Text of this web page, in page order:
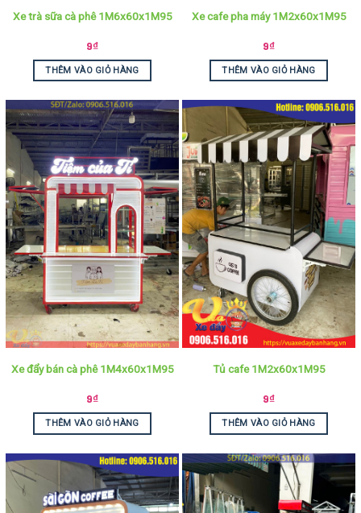
Xe trà sữa cà phê 1M6x60x1M95
9₫
THÊM VÀO GIỎ HÀNG
Xe cafe pha máy 1M2x60x1M95
9₫
THÊM VÀO GIỎ HÀNG
Xe đẩy bán cà phê 1M4x60x1M95
9₫
THÊM VÀO GIỎ HÀNG
Tủ cafe 1M2x60x1M95
9₫
THÊM VÀO GIỎ HÀNG